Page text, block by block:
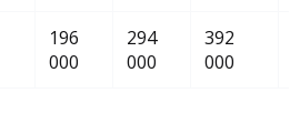
196
000
294
000
392
000